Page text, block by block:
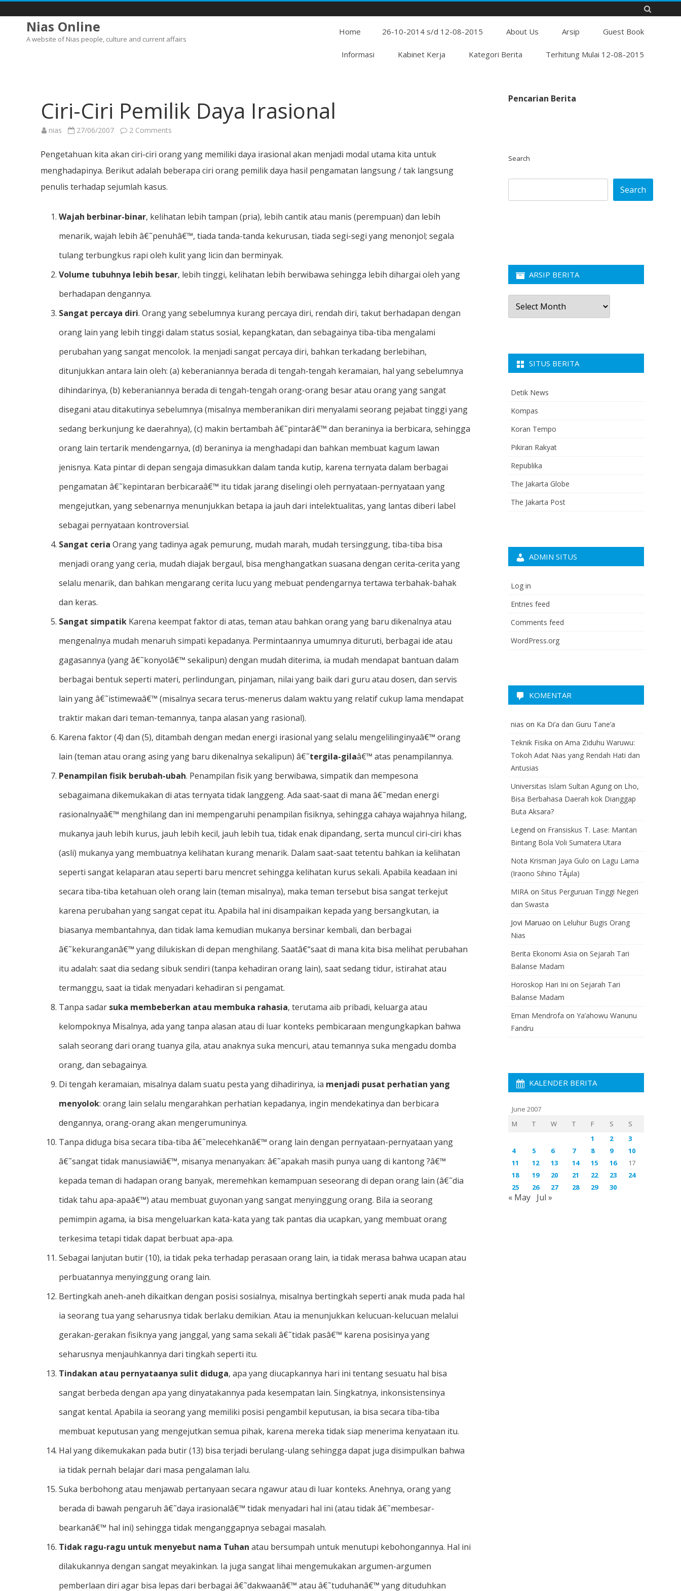
Nias Online
A website of Nias people, culture and current affairs
to
Home 26-10-2014 s/d 12-08-2015 About Us Arsip Guest Book
Informasi Kabinet Kerja Kategori Berita Terhitung Mulai 12-08-2015
Ciri-Ciri Pemilik Daya Irasional
nias 27/06/2007 2 Comments
Pemilik
Daya
Irasional
Pengetahuan kita akan ciri-ciri orang yang memiliki daya irasional akan menjadi modal utama kita untuk
menghadapinya. Berikut adalah beberapa ciri orang pemilik daya hasil pengamatan langsung / tak langsung
penulis terhadap sejumlah kasus.
Wajah berbinar-binar, kelihatan lebih tampan (pria), lebih cantik atau manis (perempuan) dan lebih
menarik, wajah lebih â€˜penuhâ€™, tiada tanda-tanda kekurusan, tiada segi-segi yang menonjol; segala
tulang terbungkus rapi oleh kulit yang licin dan berminyak.
Volume tubuhnya lebih besar, lebih tinggi, kelihatan lebih berwibawa sehingga lebih dihargai oleh yang
berhadapan dengannya.
Sangat percaya diri. Orang yang sebelumnya kurang percaya diri, rendah diri, takut berhadapan dengan
orang lain yang lebih tinggi dalam status sosial, kepangkatan, dan sebagainya tiba-tiba mengalami
perubahan yang sangat mencolok. Ia menjadi sangat percaya diri, bahkan terkadang berlebihan,
ditunjukkan antara lain oleh: (a) keberaniannya berada di tengah-tengah keramaian, hal yang sebelumnya
dihindarinya, (b) keberaniannya berada di tengah-tengah orang-orang besar atau orang yang sangat
disegani atau ditakutinya sebelumnya (misalnya memberanikan diri menyalami seorang pejabat tinggi yang
sedang berkunjung ke daerahnya), (c) makin bertambah â€˜pintarâ€™ dan beraninya ia berbicara, sehingga
orang lain tertarik mendengarnya, (d) beraninya ia menghadapi dan bahkan membuat kagum lawan
jenisnya. Kata pintar di depan sengaja dimasukkan dalam tanda kutip, karena ternyata dalam berbagai
pengamatan â€˜kepintaran berbicaraâ€™ itu tidak jarang diselingi oleh pernyataan-pernyataan yang
mengejutkan, yang sebenarnya menunjukkan betapa ia jauh dari intelektualitas, yang lantas diberi label
sebagai pernyataan kontroversial.
Sangat ceria Orang yang tadinya agak pemurung, mudah marah, mudah tersinggung, tiba-tiba bisa
menjadi orang yang ceria, mudah diajak bergaul, bisa menghangatkan suasana dengan cerita-cerita yang
selalu menarik, dan bahkan mengarang cerita lucu yang mebuat pendengarnya tertawa terbahak-bahak
dan keras.
Sangat simpatik Karena keempat faktor di atas, teman atau bahkan orang yang baru dikenalnya atau
mengenalnya mudah menaruh simpati kepadanya. Permintaannya umumnya dituruti, berbagai ide atau
gagasannya (yang â€˜konyolâ€™ sekalipun) dengan mudah diterima, ia mudah mendapat bantuan dalam
berbagai bentuk seperti materi, perlindungan, pinjaman, nilai yang baik dari guru atau dosen, dan servis
lain yang â€˜istimewaâ€™ (misalnya secara terus-menerus dalam waktu yang relatif cukup lama mendapat
traktir makan dari teman-temannya, tanpa alasan yang rasional).
Karena faktor (4) dan (5), ditambah dengan medan energi irasional yang selalu mengelilinginyaâ€™ orang
lain (teman atau orang asing yang baru dikenalnya sekalipun) â€˜tergila-gilaâ€™ atas penampilannya.
Penampilan fisik berubah-ubah. Penampilan fisik yang berwibawa, simpatik dan mempesona
sebagaimana dikemukakan di atas ternyata tidak langgeng. Ada saat-saat di mana â€˜medan energi
rasionalnyaâ€™ menghilang dan ini mempengaruhi penampilan fisiknya, sehingga cahaya wajahnya hilang,
mukanya jauh lebih kurus, jauh lebih kecil, jauh lebih tua, tidak enak dipandang, serta muncul ciri-ciri khas
(asli) mukanya yang membuatnya kelihatan kurang menarik. Dalam saat-saat tetentu bahkan ia kelihatan
seperti sangat kelaparan atau seperti baru mencret sehingga kelihatan kurus sekali. Apabila keadaan ini
secara tiba-tiba ketahuan oleh orang lain (teman misalnya), maka teman tersebut bisa sangat terkejut
karena perubahan yang sangat cepat itu. Apabila hal ini disampaikan kepada yang bersangkutan, ia
biasanya membantahnya, dan tidak lama kemudian mukanya bersinar kembali, dan berbagai
â€˜kekuranganâ€™ yang dilukiskan di depan menghilang. Saatâ€“saat di mana kita bisa melihat perubahan
itu adalah: saat dia sedang sibuk sendiri (tanpa kehadiran orang lain), saat sedang tidur, istirahat atau
termanggu, saat ia tidak menyadari kehadiran si pengamat.
Tanpa sadar suka membeberkan atau membuka rahasia, terutama aib pribadi, keluarga atau
kelompoknya Misalnya, ada yang tanpa alasan atau di luar konteks pembicaraan mengungkapkan bahwa
salah seorang dari orang tuanya gila, atau anaknya suka mencuri, atau temannya suka mengadu domba
orang, dan sebagainya.
Di tengah keramaian, misalnya dalam suatu pesta yang dihadirinya, ia menjadi pusat perhatian yang
menyolok: orang lain selalu mengarahkan perhatian kepadanya, ingin mendekatinya dan berbicara
dengannya, orang-orang akan mengerumuninya.
Tanpa diduga bisa secara tiba-tiba â€˜melecehkanâ€™ orang lain dengan pernyataan-pernyataan yang
â€˜sangat tidak manusiawiâ€™, misanya menanyakan: â€˜apakah masih punya uang di kantong ?â€™
kepada teman di hadapan orang banyak, meremehkan kemampuan seseorang di depan orang lain (â€˜dia
tidak tahu apa-apaâ€™) atau membuat guyonan yang sangat menyinggung orang. Bila ia seorang
pemimpin agama, ia bisa mengeluarkan kata-kata yang tak pantas dia ucapkan, yang membuat orang
terkesima tetapi tidak dapat berbuat apa-apa.
Sebagai lanjutan butir (10), ia tidak peka terhadap perasaan orang lain, ia tidak merasa bahwa ucapan atau
perbuatannya menyinggung orang lain.
Bertingkah aneh-aneh dikaitkan dengan posisi sosialnya, misalnya bertingkah seperti anak muda pada hal
ia seorang tua yang seharusnya tidak berlaku demikian. Atau ia menunjukkan kelucuan-kelucuan melalui
gerakan-gerakan fisiknya yang janggal, yang sama sekali â€˜tidak pasâ€™ karena posisinya yang
seharusnya menjauhkannya dari tingkah seperti itu.
Tindakan atau pernyataanya sulit diduga, apa yang diucapkannya hari ini tentang sesuatu hal bisa
sangat berbeda dengan apa yang dinyatakannya pada kesempatan lain. Singkatnya, inkonsistensinya
sangat kental. Apabila ia seorang yang memiliki posisi pengambil keputusan, ia bisa secara tiba-tiba
membuat keputusan yang mengejutkan semua pihak, karena mereka tidak siap menerima kenyataan itu.
Hal yang dikemukakan pada butir (13) bisa terjadi berulang-ulang sehingga dapat juga disimpulkan bahwa
ia tidak pernah belajar dari masa pengalaman lalu.
Suka berbohong atau menjawab pertanyaan secara ngawur atau di luar konteks. Anehnya, orang yang
berada di bawah pengaruh â€˜daya irasionalâ€™ tidak menyadari hal ini (atau tidak â€˜membesar-
bearkanâ€™ hal ini) sehingga tidak menganggapnya sebagai masalah.
Tidak ragu-ragu untuk menyebut nama Tuhan atau bersumpah untuk menutupi kebohongannya. Hal ini
dilakukannya dengan sangat meyakinkan. Ia juga sangat lihai mengemukakan argumen-argumen
pemberlaan diri agar bisa lepas dari berbagai â€˜dakwaanâ€™ atau â€˜tuduhanâ€™ yang dituduhkan
Pencarian Berita
Search
Search
ARSIP BERITA
Arsip
Berita
SITUS BERITA
Detik News
Kompas
Koran Tempo
Pikiran Rakyat
Republika
The Jakarta Globe
The Jakarta Post
ADMIN SITUS
Log in
Entries feed
Comments feed
WordPress.org
KOMENTAR
nias on Ka Di’a dan Guru Tane’a
Teknik Fisika on Ama Ziduhu Waruwu:
Tokoh Adat Nias yang Rendah Hati dan
Antusias
Universitas Islam Sultan Agung on Lho,
Bisa Berbahasa Daerah kok Dianggap
Buta Aksara?
Legend on Fransiskus T. Lase: Mantan
Bintang Bola Voli Sumatera Utara
Nota Krisman Jaya Gulo on Lagu Lama
(Iraono Sihino TÃµla)
MIRA on Situs Perguruan Tinggi Negeri
dan Swasta
Jovi Maruao on Leluhur Bugis Orang
Nias
Berita Ekonomi Asia on Sejarah Tari
Balanse Madam
Horoskop Hari Ini on Sejarah Tari
Balanse Madam
Eman Mendrofa on Ya’ahowu Wanunu
Fandru
KALENDER BERITA
June 2007
M
T W T F S
S
1
2
3
4
5 6 7 8 9
10
11
12 13 14 15 16
17
18
19 20 21 22 23
24
25
26 27 28 29 30
« May Jul »